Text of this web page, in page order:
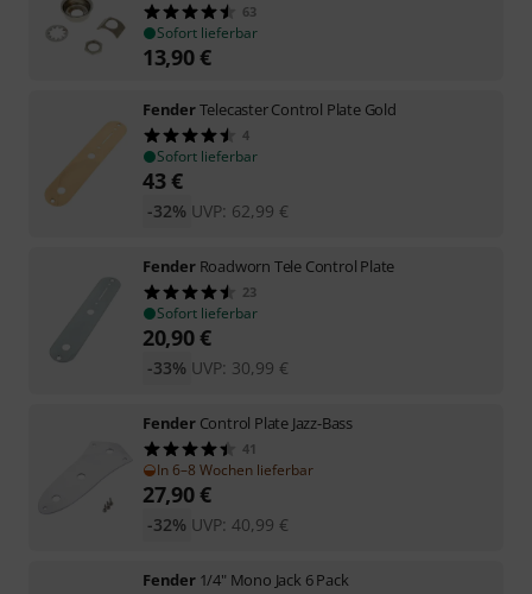
63
Sofort lieferbar
13,90€
FenderTelecaster Control Plate Gold
4
Sofort lieferbar
43€
UVP: 62,99 €
-32%
Fender Roadworn Tele Control Plate
23
Sofort lieferbar
20,90€
UVP: 30,99 €
-33%
Fender Control Plate Jazz-Bass
41
In 6–8 Wochen lieferbar
27,90€
UVP: 40,99 €
-32%
Fender 1/4" Mono Jack 6 Pack